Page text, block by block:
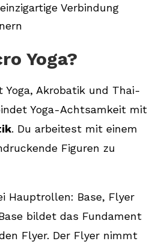
Verbindung
Yoga?
Yoga, Akrobatik und Thai-
Yoga-Achtsamkeit mit
. Du arbeitest mit einem
Figuren zu
Hauptrollen: Base, Flyer
bildet das Fundament
Flyer. Der Flyer nimmt